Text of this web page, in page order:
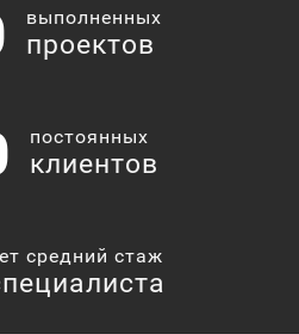
выполненных
проектов
постоянных
клиентов
средний стаж